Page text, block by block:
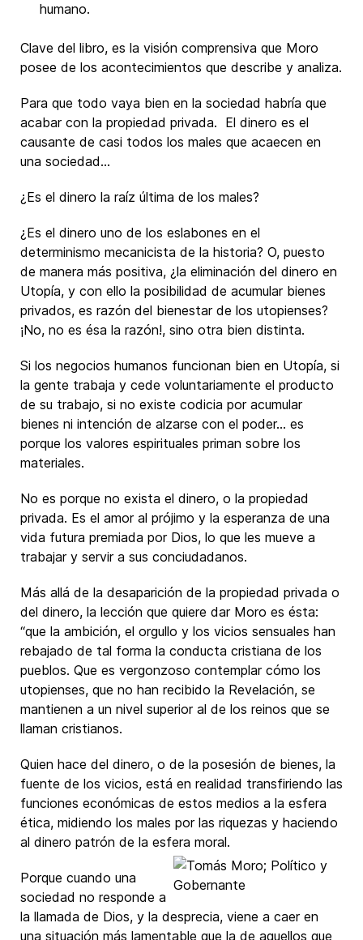
humano.
Clave del libro, es la visión comprensiva que Moro
posee de los acontecimientos que describe y analiza.
Para que todo vaya bien en la sociedad habría que
acabar con la propiedad privada. El dinero es el
causante de casi todos los males que acaecen en
una sociedad…
¿Es el dinero la raíz última de los males?
¿Es el dinero uno de los eslabones en el
determinismo mecanicista de la historia? O, puesto
de manera más positiva, ¿la eliminación del dinero en
Utopía, y con ello la posibilidad de acumular bienes
privados, es razón del bienestar de los utopienses?
¡No, no es ésa la razón!, sino otra bien distinta.
Si los negocios humanos funcionan bien en Utopía, si
la gente trabaja y cede voluntariamente el producto
de su trabajo, si no existe codicia por acumular
bienes ni intención de alzarse con el poder… es
porque los valores espirituales priman sobre los
materiales.
No es porque no exista el dinero, o la propiedad
privada. Es el amor al prójimo y la esperanza de una
vida futura premiada por Dios, lo que les mueve a
trabajar y servir a sus conciudadanos.
Más allá de la desaparición de la propiedad privada o
del dinero, la lección que quiere dar Moro es ésta:
“que la ambición, el orgullo y los vicios sensuales han
rebajado de tal forma la conducta cristiana de los
pueblos. Que es vergonzoso contemplar cómo los
utopienses, que no han recibido la Revelación, se
mantienen a un nivel superior al de los reinos que se
llaman cristianos.
Quien hace del dinero, o de la posesión de bienes, la
fuente de los vicios, está en realidad transfiriendo las
funciones económicas de estos medios a la esfera
ética, midiendo los males por las riquezas y haciendo
al dinero patrón de la esfera moral.
Porque cuando una
sociedad no responde a
la llamada de Dios, y la desprecia, viene a caer en
una situación más lamentable que la de aquellos que